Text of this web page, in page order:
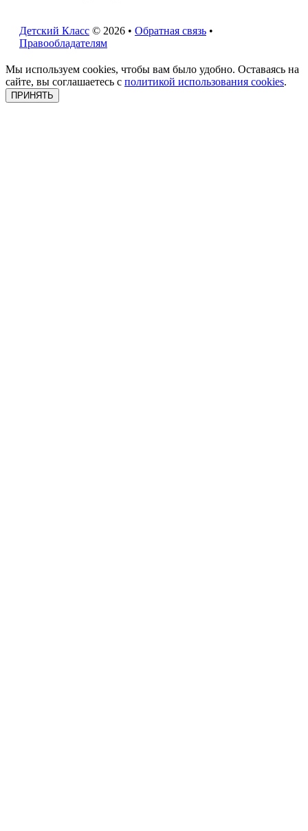
Детский Класс © 2026 • Обратная связь •
Правообладателям
Мы используем cookies, чтобы вам было удобно. Оставаясь на
сайте, вы соглашаетесь с политикой использования cookies.
ПРИНЯТЬ